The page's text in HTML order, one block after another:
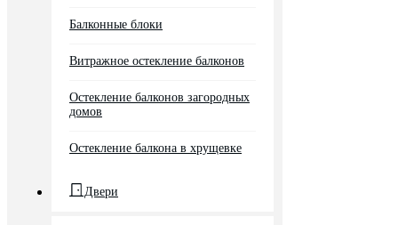
Балконные блоки
Витражное остекление балконов
Остекление балконов загородных
домов
Остекление балкона в хрущевке
Двери